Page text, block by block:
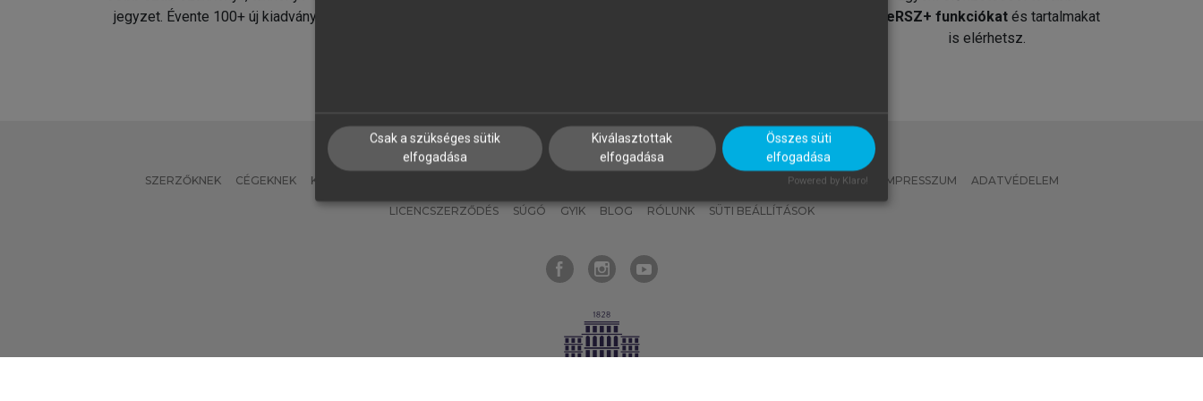
jegyzet. Évente 100+ új kiadvány.
MeRSZ+ funkciókat és tartalmakat
is elérhetsz.
SZERZŐKNEK CÉGEKNEK KÖNYVTÁROSOKNAK MI – ÁLTALÁNOS IRÁNYELVEK IMPRESSZUM ADATVÉDELEM
LICENCSZERZŐDÉS SÚGÓ GYIK BLOG RÓLUNK SÜTI BEÁLLÍTÁSOK
Csak a szükséges sütik
elfogadása
Kiválasztottak
elfogadása
Összes süti
elfogadása
Powered by Klaro!